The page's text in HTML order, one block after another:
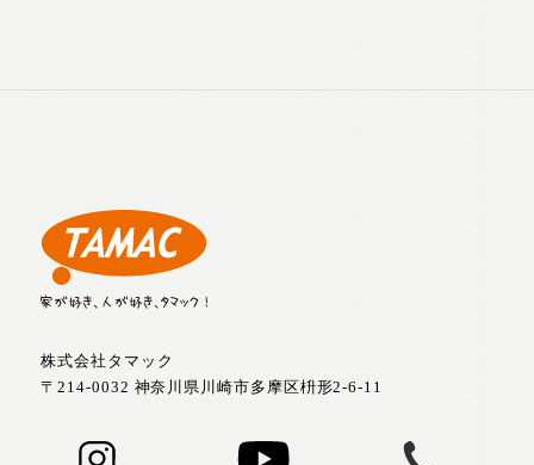
株式会社タマック
〒214-0032 神奈川県川崎市多摩区枡形2-6-11